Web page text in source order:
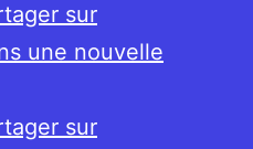
sur
une nouvelle
sur